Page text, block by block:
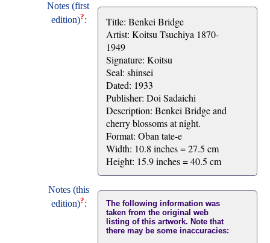
Notes (first
edition)?:
Title: Benkei Bridge
Artist: Koitsu Tsuchiya 1870-
1949
Signature: Koitsu
Seal: shinsei
Dated: 1933
Publisher: Doi Sadaichi
Description: Benkei Bridge and
cherry blossoms at night.
Format: Oban tate-e
Width: 10.8 inches = 27.5 cm
Height: 15.9 inches = 40.5 cm
Notes (this
edition)?:
The following information was
taken from the original web
listing of this artwork. Note that
there may be some inaccuracies: